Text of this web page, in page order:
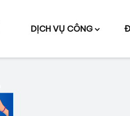
DỊCH VỤ CÔNG